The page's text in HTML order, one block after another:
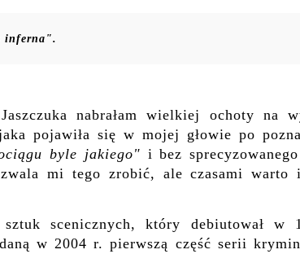
inferna".
nabrałam wielkiej ochoty na
pojawiła się w mojej głowie po
byle jakiego" i bez
mi tego zrobić, ale czasami warto
scenicznych, który debiutował w
w 2004 r. pierwszą część serii